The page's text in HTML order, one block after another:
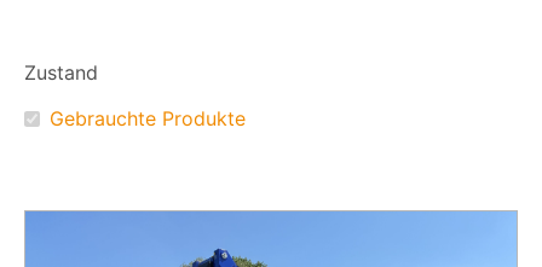
Zustand
Gebrauchte Produkte